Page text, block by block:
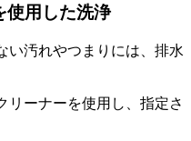
使用した洗浄
い汚れやつまりには、排水
リーナーを使用し、指定さ